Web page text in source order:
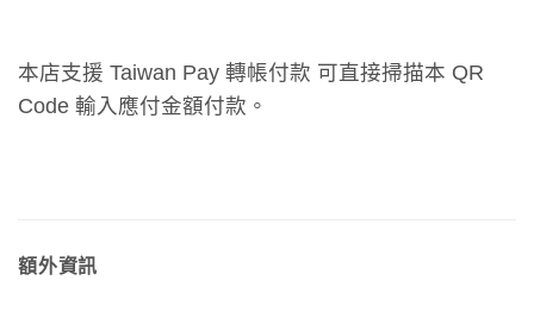
本店支援 Taiwan Pay 轉帳付款 可直接掃描本 QR
Code 輸入應付金額付款。
額外資訊